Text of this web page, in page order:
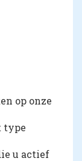
op onze
type
u actief